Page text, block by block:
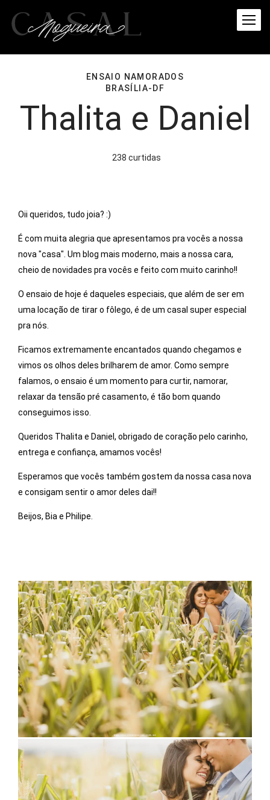
ENSAIO NAMORADOS
BRASÍLIA-DF
Thalita e Daniel
238 curtidas
Oii queridos, tudo joia? :)
É com muita alegria que apresentamos pra vocês a nossa
nova "casa". Um blog mais moderno, mais a nossa cara,
cheio de novidades pra vocês e feito com muito carinho!!
O ensaio de hoje é daqueles especiais, que além de ser em
uma locação de tirar o fôlego, é de um casal super especial
pra nós.
Ficamos extremamente encantados quando chegamos e
vimos os olhos deles brilharem de amor. Como sempre
falamos, o ensaio é um momento para curtir, namorar,
relaxar da tensão pré casamento, é tão bom quando
conseguimos isso.
Queridos Thalita e Daniel, obrigado de coração pelo carinho,
entrega e confiança, amamos vocês!
Esperamos que vocês também gostem da nossa casa nova
e consigam sentir o amor deles dai!!
Beijos, Bia e Philipe.